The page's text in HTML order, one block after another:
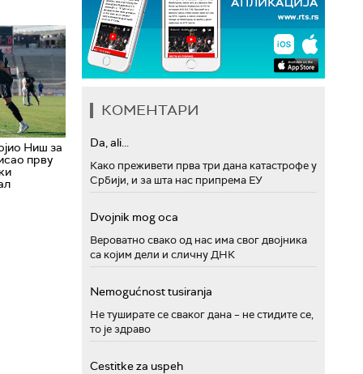
Ниш за
прву
КОМЕНТАРИ
Da, ali...
Како преживети прва три дана катастрофе у
Србији, и за шта нас припрема ЕУ
Dvojnik mog oca
Вероватно свако од нас има свог двојника
са којим дели и сличну ДНК
Nemogućnost tusiranja
Не туширате се сваког дана – не стидите се,
то је здраво
Cestitke za uspeh